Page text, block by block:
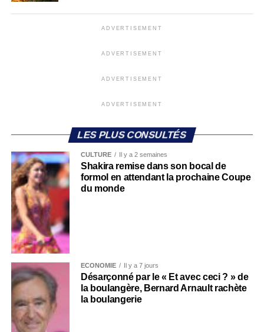
ADVERTISEMENT
ADVERTISEMENT
ADVERTISEMENT
ADVERTISEMENT
LES PLUS CONSULTÉS
CULTURE Il y a 2 semaines
Shakira remise dans son bocal de
formol en attendant la prochaine Coupe
du monde
ECONOMIE Il y a 7 jours
Désarçonné par le « Et avec ceci ? » de
la boulangère, Bernard Arnault rachète
la boulangerie